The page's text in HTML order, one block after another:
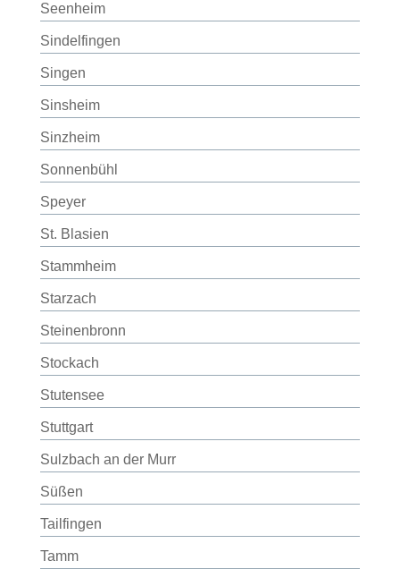
Seenheim
Sindelfingen
Singen
Sinsheim
Sinzheim
Sonnenbühl
Speyer
St. Blasien
Stammheim
Starzach
Steinenbronn
Stockach
Stutensee
Stuttgart
Sulzbach an der Murr
Süßen
Tailfingen
Tamm